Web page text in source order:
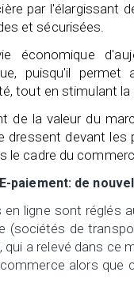
par l'élargissant
et sécurisées.
économique
puisqu'il
tout en stimulant
de la valeur du
dressent devant
le cadre du
E-paiement: de
en ligne sont
(sociétés de
qui a relevé dans
alors